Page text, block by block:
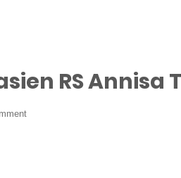
RS Annisa